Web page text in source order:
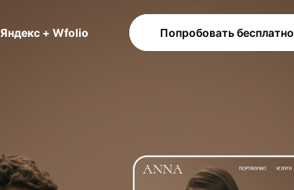
Яндекс + Wfolio Попробовать бесплатно